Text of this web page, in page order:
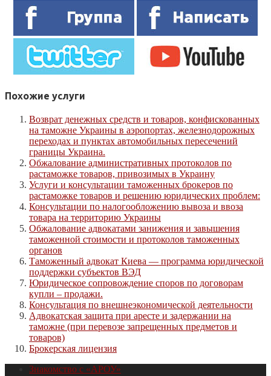
Похожие услуги
Возврат денежных средств и товаров, конфискованных
на таможне Украины в аэропортах, железнодорожных
переходах и пунктах автомобильных пересечений
границы Украина.
Обжалование административных протоколов по
растаможке товаров, привозимых в Украину
Услуги и консультации таможенных брокеров по
растаможке товаров и решению юридических проблем:
Консультации по налогообложению вывоза и ввоза
товара на территорию Украины
Обжалование адвокатами занижения и завышения
таможенной стоимости и протоколов таможенных
органов
Таможенный адвокат Киева — программа юридической
поддержки субъектов ВЭД
Юридическое сопровождение споров по договорам
купли – продажи.
Консультация по внешнеэкономической деятельности
Адвокатская защита при аресте и задержании на
таможне (при перевозе запрещенных предметов и
товаров)
Брокерская лицензия
Знакомство с «АРОУ»